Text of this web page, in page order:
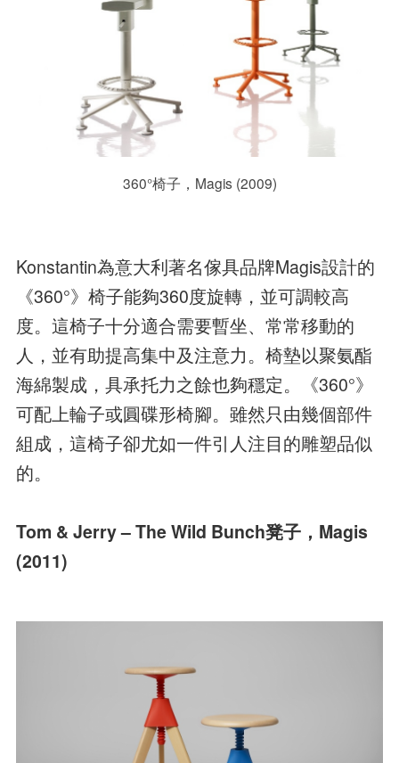
360°椅子，Magis (2009)
Konstantin為意大利著名傢具品牌Magis設計的
《360°》椅子能夠360度旋轉，並可調較高
度。這椅子十分適合需要暫坐、常常移動的
人，並有助提高集中及注意力。椅墊以聚氨酯
海綿製成，具承托力之餘也夠穩定。《360°》
可配上輪子或圓碟形椅腳。雖然只由幾個部件
組成，這椅子卻尤如一件引人注目的雕塑品似
的。
Tom & Jerry – The Wild Bunch凳子，Magis
(2011)